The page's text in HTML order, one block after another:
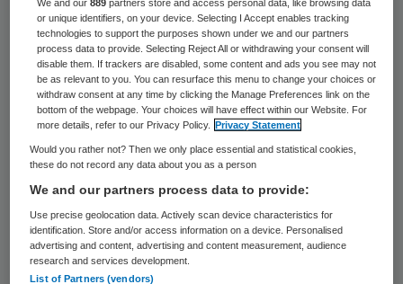
Zion Jongstra, directeur TSN Thuiszorg, in
een interview met NRC Handelsblad over
het uitstel van betaling.
Volgens Jongstra dreigt het “echt mis te
van TSN heeft de afgelopen jaren tientallen
miljoenen op de thuiszorg verloren. “Ze
hebben ook een paar keer kapitaal
bijgestort. Dit jaar zeiden ze: dit is de
laatste keer. Binnen ons concern behoren
We and our889 partners store and access personal data, like browsing data
or unique identifiers, on your device. Selecting I Accept enables tracking
technologies to support the purposes shown under we and our partners
process data to provide. Selecting Reject All or withdrawing your consent will
disable them. If trackers are disabled, some content and ads you see may not
be as relevant to you. You can resurface this menu to change your choices or
withdraw consent at any time by clicking the Manage Preferences link on the
bottom of the webpage. Your choices will have effect within our Website. For
more details, refer to our Privacy Policy.
Privacy Statement
Would you rather not? Then we only place essential and statistical cookies,
these do not record any data about you as a person
We and our partners process data to provide:
Use precise geolocation data. Actively scan device characteristics for
identification. Store and/or access information on a device. Personalised
advertising and content, advertising and content measurement, audience
research and services development.
List of Partners (vendors)